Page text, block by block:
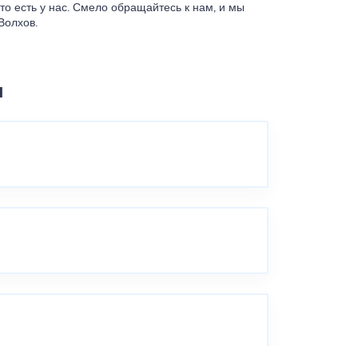
есть у нас. Смело обращайтесь к нам, и мы